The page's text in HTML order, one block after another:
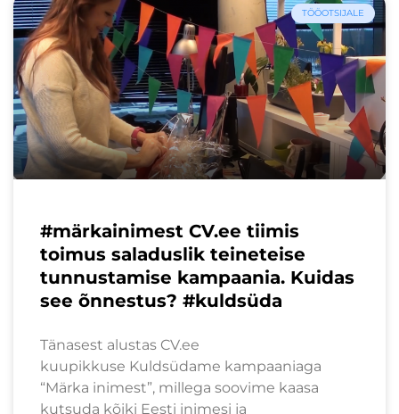
TÖÖOTSIJALE
#märkainimest CV.ee tiimis
toimus saladuslik teineteise
tunnustamise kampaania. Kuidas
see õnnestus? #kuldsüda
Tänasest alustas CV.ee
kuupikkuse Kuldsüdame kampaaniaga
“Märka inimest”, millega soovime kaasa
kutsuda kõiki Eesti inimesi ja